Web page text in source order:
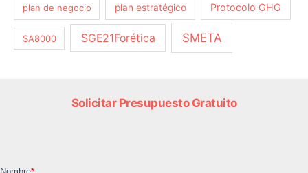
plan de negocio plan estratégico Protocolo GHG
SA8000 SGE21Forética SMETA
Solicitar Presupuesto Gratuito